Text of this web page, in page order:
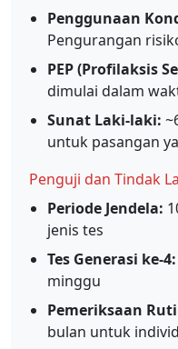
Penggunaan
Pengurangan
PEP (Profilaksis
dimulai dalam
Sunat Laki-laki:
untuk pasangan
Penguji dan Tindak
Periode Jendela:
jenis tes
Tes Generasi ke-4:
minggu
Pemeriksaan
bulan untuk